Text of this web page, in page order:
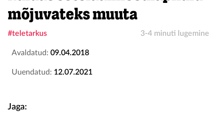
mõjuvateks muuta
#teletarkus 3-4 minuti lugemine
Avaldatud: 09.04.2018
Uuendatud: 12.07.2021
Jaga: